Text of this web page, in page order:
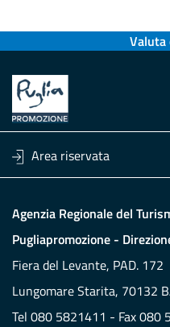
Area riservata
Agenzia Regionale del
Pugliapromozione -
Fiera del Levante, PAD. 172
Lungomare Starita, 70132
Tel 080 5821411 - Fax 080